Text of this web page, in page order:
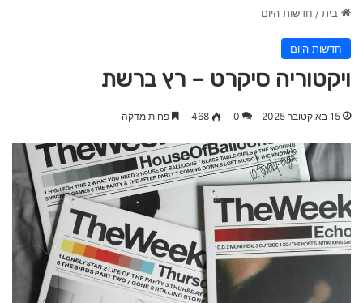
בית/ חדשות היום
חדשות היום
ויקטוריה סיקרט – רץ ברשת
15 באוקטובר 2025 0
468 פחות מדקה